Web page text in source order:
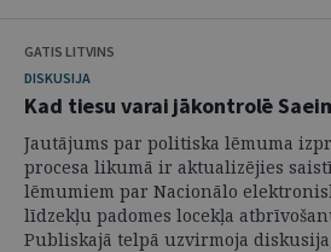
GATIS LITVINS
DISKUSIJA
Kad tiesu varai jākontrolē
Jautājums par politiska lēmuma
procesa likumā ir aktualizējies
lēmumiem par Nacionālo
līdzekļu padomes locekļa
Publiskajā telpā uzvirmoja diskusija,